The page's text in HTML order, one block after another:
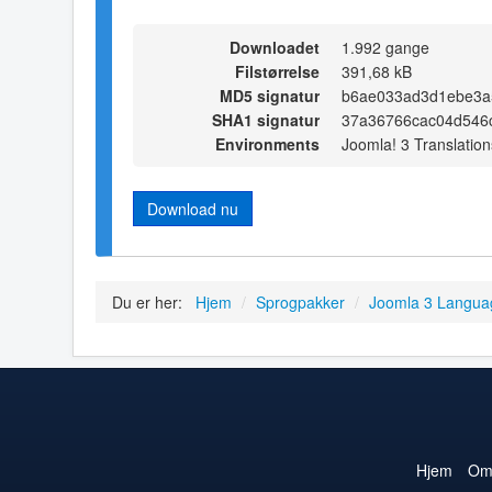
Downloadet
1.992 gange
Filstørrelse
391,68 kB
MD5 signatur
SHA1 signatur
Environments
Joomla! 3
Download nu
Du er her: Hjem / Sprogpakker / Joomla 3
Hjem Om